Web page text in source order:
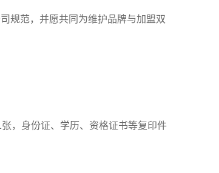
规范，并愿共同为维护品牌与加盟双
，身份证、学历、资格证书等复印件